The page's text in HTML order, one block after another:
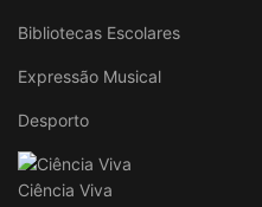
Bibliotecas Escolares
Expressão Musical
Desporto
Ciência Viva